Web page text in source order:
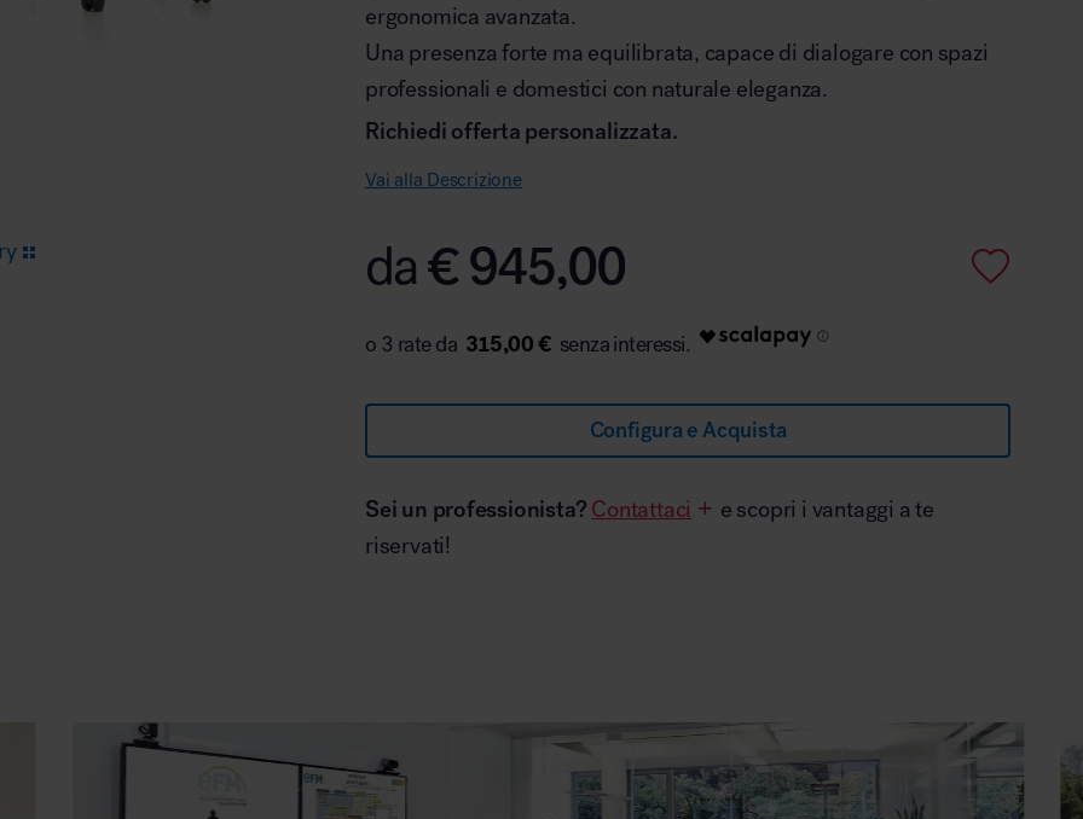
ergonomica avanzata.
Una presenza forte ma equilibrata, capace di dialogare con spazi
professionali e domestici con naturale eleganza.
Richiedi offerta personalizzata.
Vai alla Descrizione
da€945,00
315,00 €
Configura e Acquista
Sei un professionista? Contattaci
e scopri i vantaggi a te
riservati!